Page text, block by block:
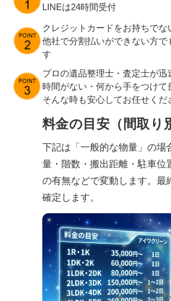
LINEは24時間受付
クレジットカードをお持ちでな
他社で分割払いができない方で
す
プロの遺品整理士・査定士が迅
時間がない・何から手をつけ
そんな時も安心してお任せくだ
料金の目安（間取り
下記は「一般的な物量」の場
量・階数・搬出距離・駐車位
の有無などで変動します。最
確定します。